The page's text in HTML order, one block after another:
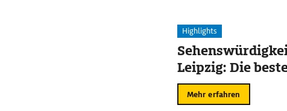
Highlights
Leipzig: Die
Mehr erfahren